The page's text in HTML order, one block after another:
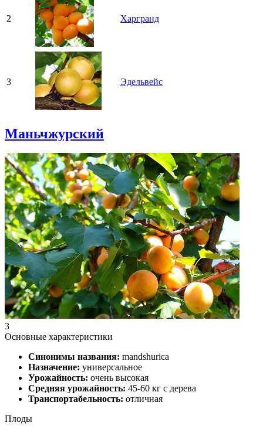
2 Харгранд
3 Эдельвейс
Маньчжурский
3
Основные характеристики
Синонимы названия: mandshurica
Назначение: универсальное
Урожайность: очень высокая
Средняя урожайность: 45-60 кг с дерева
Транспортабельность: отличная
Плоды